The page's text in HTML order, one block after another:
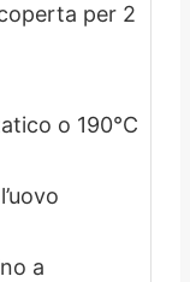
per 2
o 190°C
a